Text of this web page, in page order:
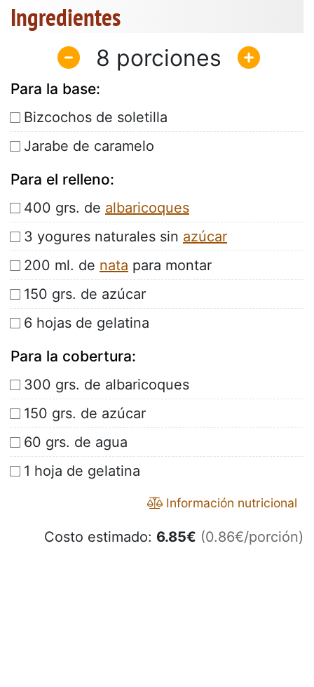
Ingredientes
8
Para la base:
Bizcochos de soletilla
Jarabe de caramelo
Para el relleno:
400 grs. de albaricoques
3 yogures naturales sin azúcar
200 ml. de nata para montar
150 grs. de azúcar
6 hojas de gelatina
Para la cobertura:
300 grs. de albaricoques
150 grs. de azúcar
60 grs. de agua
1 hoja de gelatina
Información nutricional
Costo estimado: 6.85€ (0.86€/porción)